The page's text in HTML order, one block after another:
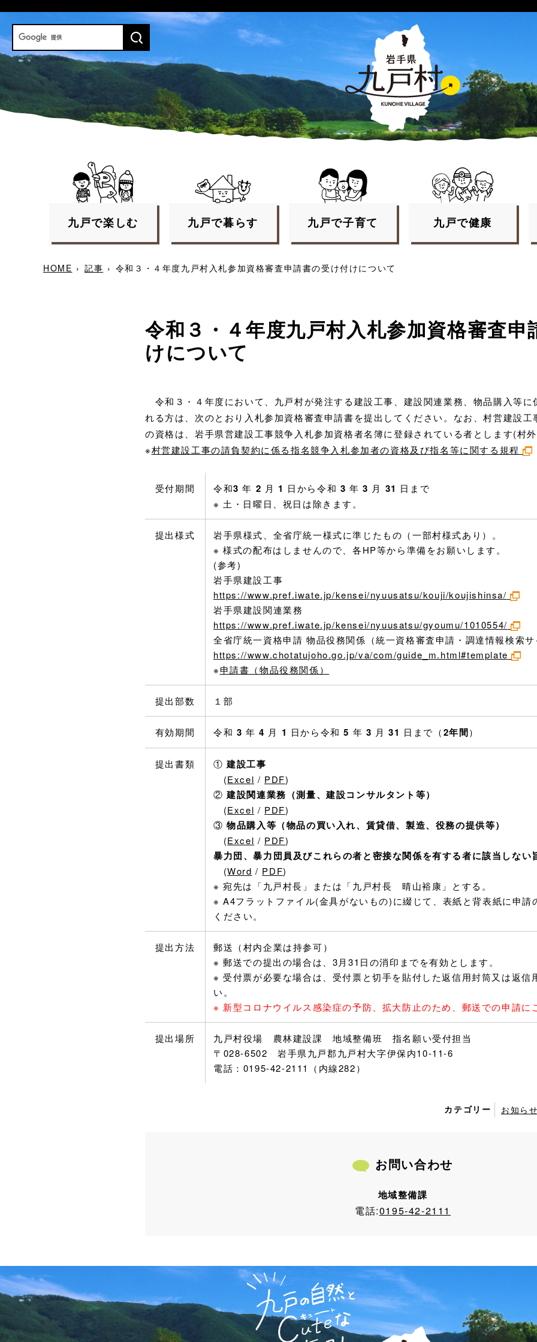
九戸で楽しむ 九戸で暮らす 九戸で子育て 九戸で健康
HOME › 記事 › 令和３・４年度九戸村入札参加資格審査申請書の受け付けについて
令和３・４年度九戸村入札参加資格審査申
けについて
令和３・４年度において、九戸村が発注する建設工事、建設関連業務、物品購入等
れる方は、次のとおり入札参加資格審査申請書を提出してください。なお、村営建設
の資格は、岩手県営建設工事競争入札参加資格者名簿に登録されている者とします(村
※村営建設工事の請負契約に係る指名競争入札参加者の資格及び指名等に関する規程
受付期間 令和3 年 2 月 1 日から令和 3 年3 月 31 日まで
※ 土・日曜日、祝日は除きます。
提出様式
岩手県様式、全省庁統一様式に準じたもの（一部村様式あり）。
※ 様式の配布はしませんので、各HP等から準備をお願いします。
(参考)
岩手県建設工事
https://www.pref.iwate.jp/kensei/nyuusatsu/kouji/koujishinsa/
岩手県建設関連業務
https://www.pref.iwate.jp/kensei/nyuusatsu/gyoumu/1010554/
全省庁統一資格申請 物品役務関係（統一資格審査申請・調達情報検索
https://www.chotatujoho.go.jp/va/com/guide_m.html#template
※申請書（物品役務関係）
提出部数 １部
有効期間 令和 3 年4 月 1 日から令和5 年 3 月31 日まで（2年間）
提出書類 ①建設工事
(Excel / PDF)
②建設関連業務（測量、建設コンサルタント等）
(Excel / PDF)
③物品購入等（物品の買い入れ、賃貸借、製造、役務の提供等）
(Excel / PDF)
暴力団、暴力団員及びこれらの者と密接な関係を有する者に該当しない
(Word / PDF)
※ 宛先は「九戸村長」または「九戸村長 晴山裕康」とする。
※ A4フラットファイル(金具がないもの)に綴じて、表紙と背表紙に申請
ください。
提出方法
郵送（村内企業は持参可）
※ 郵送での提出の場合は、3月31日の消印までを有効とします。
※ 受付票が必要な場合は、受付票と切手を貼付した返信用封筒又は返信
い。
※ 新型コロナウイルス感染症の予防、拡大防止のため、郵送での申請に
提出場所
九戸村役場 農林建設課 地域整備班 指名願い受付担当
〒028-6502 岩手県九戸郡九戸村大字伊保内10-11-6
電話：0195-42-2111（内線282）
カテゴリー お知ら
お問い合わせ
地域整備課
電話:0195-42-2111